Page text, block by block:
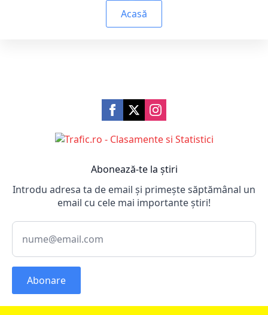
Acasă
Abonează-te la știri
Introdu adresa ta de email și primește săptămânal un
email cu cele mai importante știri!
Abonare